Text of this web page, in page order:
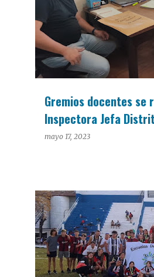
Gremios docentes se
Inspectora Jefa
mayo 17, 2023
DEPORTES